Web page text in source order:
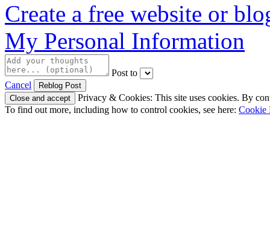
Create a free website or
My Personal Information
Post to
Cancel
Privacy & Cookies: This site uses cookies. By
To find out more, including how to control cookies, see here: Cookie